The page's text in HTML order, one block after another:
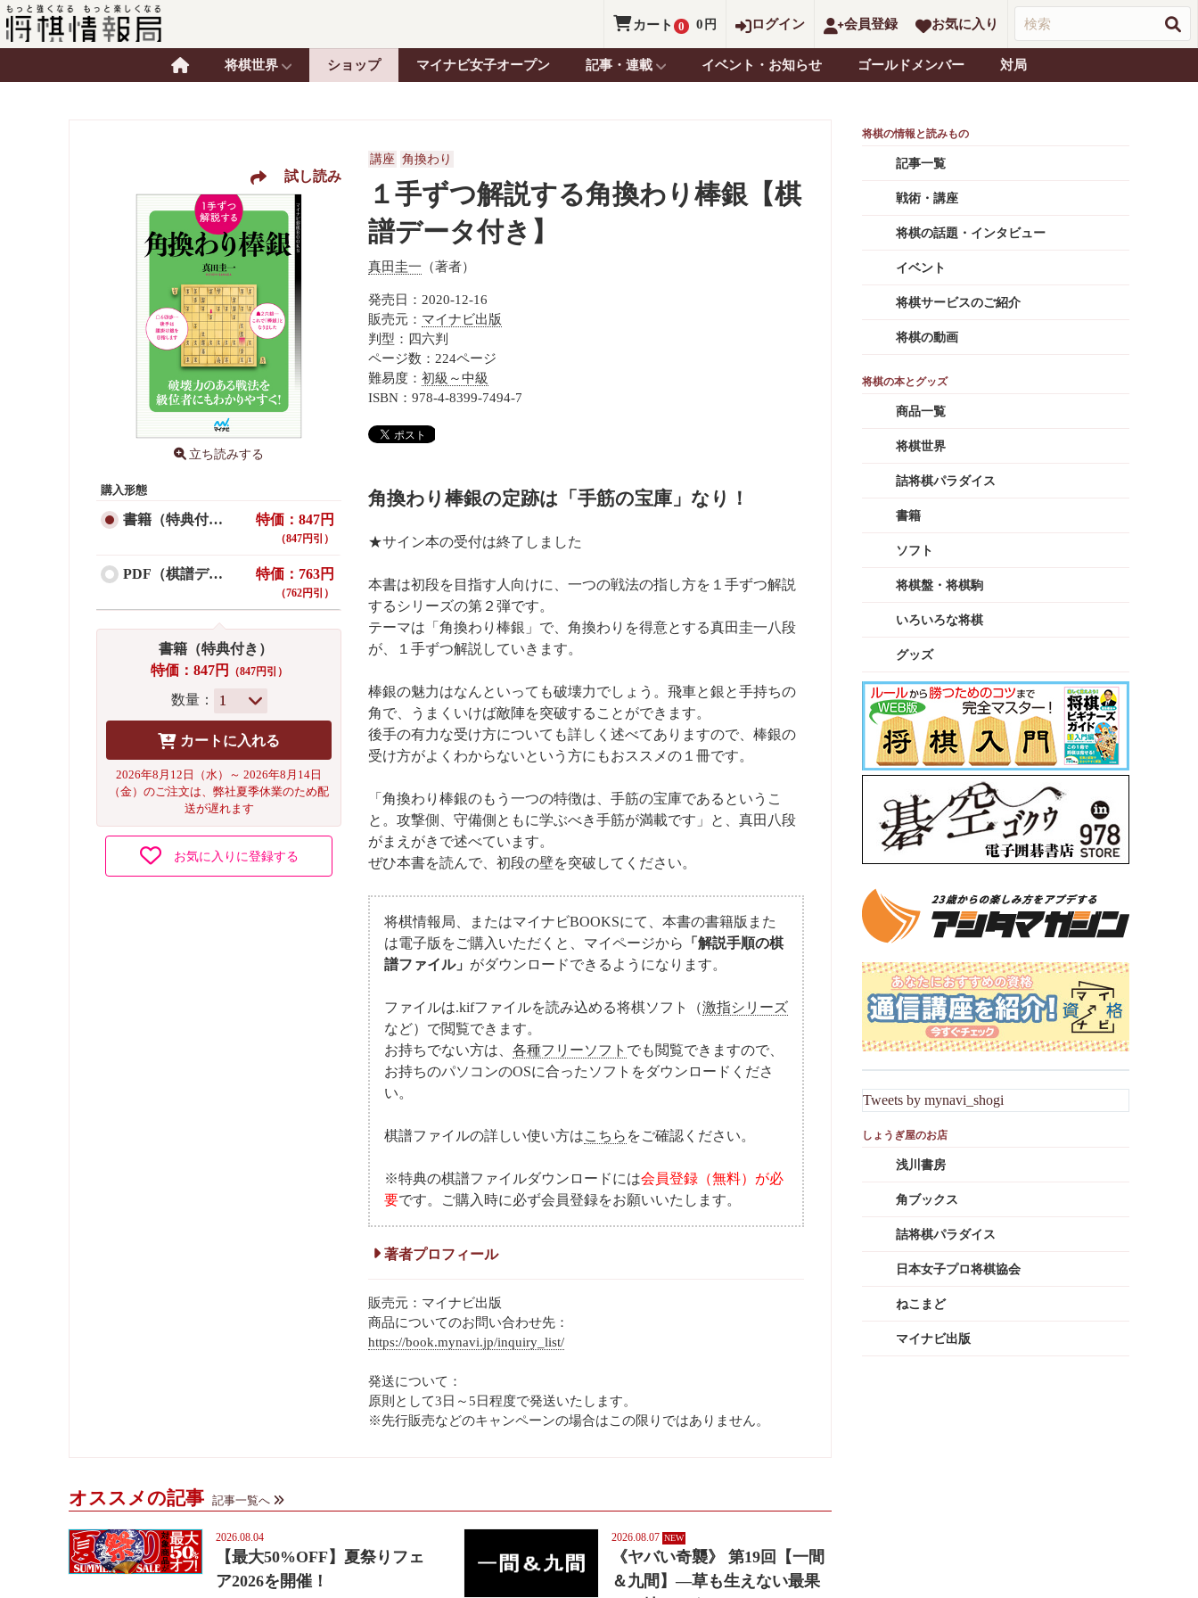
カート 0 0 円 ログイン 会員登録 お気に入り
将棋世界 ショップ マイナビ女子オープン 記事・連載 イベント・お知らせ ゴールドメンバー 対局
試し読み
立ち読みする
購入形態
書籍（特典付き） 特価：847円
（847円引）
PDF（棋譜データ付き） 特価：763円
（762円引）
書籍（特典付き）
特価：847円
（847円引）
数量：
2026年8月12日（水）～ 2026年8月14日
（金）のご注文は、弊社夏季休業のため配
送が遅れます
お気に入りに登録する
講座 角換わり
１手ずつ解説する角換わり棒銀【棋
譜データ付き】
真田圭一 （著者）
発売日：2020-12-16
販売元： マイナビ出版
判型：四六判
ページ数：224ページ
難易度： 初級～中級
ISBN：978-4-8399-7494-7
角換わり棒銀の定跡は「手筋の宝庫」なり！
★サイン本の受付は終了しました
本書は初段を目指す人向けに、一つの戦法の指し方を１手ずつ解説
するシリーズの第２弾です。
テーマは「角換わり棒銀」で、角換わりを得意とする真田圭一八段
が、１手ずつ解説していきます。
棒銀の魅力はなんといっても破壊力でしょう。飛車と銀と手持ちの
角で、うまくいけば敵陣を突破することができます。
後手の有力な受け方についても詳しく述べてありますので、棒銀の
受け方がよくわからないという方にもおススメの１冊です。
「角換わり棒銀のもう一つの特徴は、手筋の宝庫であるというこ
と。攻撃側、守備側ともに学ぶべき手筋が満載です」と、真田八段
がまえがきで述べています。
ぜひ本書を読んで、初段の壁を突破してください。
将棋情報局、またはマイナビBOOKSにて、本書の書籍版また
は電子版をご購入いただくと、マイページから
「解説手順の棋
譜ファイル」 がダウンロードできるようになります。
ファイルは.kifファイルを読み込める将棋ソフト（激指シリーズ
など）で閲覧できます。
お持ちでない方は、 各種フリーソフト でも閲覧できますので、
お持ちのパソコンのOSに合ったソフトをダウンロードくださ
い。
棋譜ファイルの詳しい使い方はこちら をご確認ください。
※特典の棋譜ファイルダウンロードには会員登録（無料）が必
要です。ご購入時に必ず会員登録をお願いいたします。
著者プロフィール
販売元：マイナビ出版
商品についてのお問い合わせ先：
https://book.mynavi.jp/inquiry_list/
発送について：
原則として3日～5日程度で発送いたします。
※先行販売などのキャンペーンの場合はこの限りではありません。
オススメの記事 記事一覧へ
2026.08.04
【最大50%OFF】夏祭りフェ
ア2026を開催！
2026.08.07
《ヤバい奇襲》 第19回【一間
＆九間】―草も生えない最果
記事一覧
戦術・講座
将棋の話題・インタビュー
イベント
将棋サービスのご紹介
将棋の動画
商品一覧
将棋世界
詰将棋パラダイス
書籍
ソフト
将棋盤・将棋駒
いろいろな将棋
グッズ
Tweets by mynavi_shogi
浅川書房
角ブックス
詰将棋パラダイス
日本女子プロ将棋協会
ねこまど
マイナビ出版